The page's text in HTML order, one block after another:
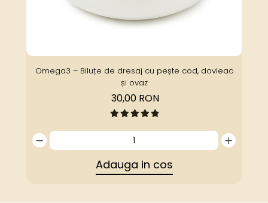
Omega3 – Biluțe de dresaj cu pește cod, dovleac
și ovaz
30,00 RON
Adauga in cos